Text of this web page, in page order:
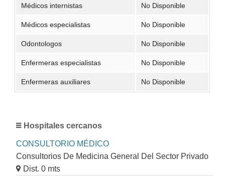
Médicos internistas No Disponible
Médicos especialistas No Disponible
Odontologos No Disponible
Enfermeras especialistas No Disponible
Enfermeras auxiliares No Disponible
Hospitales cercanos
CONSULTORIO MÉDICO
Consultorios De Medicina General Del Sector Privado
Dist. 0 mts